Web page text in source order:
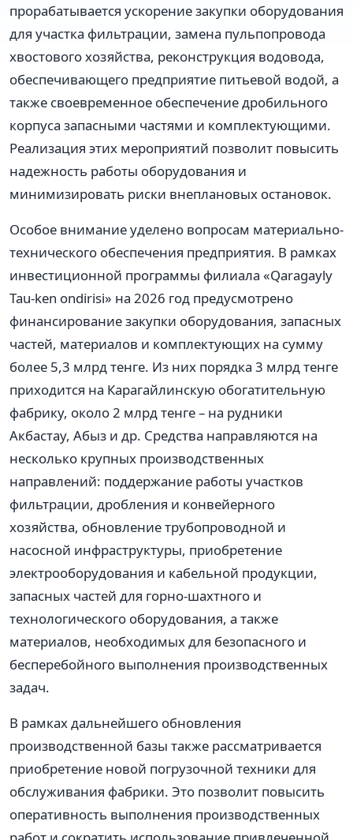
прорабатывается ускорение закупки оборудования
для участка фильтрации, замена пульпопровода
хвостового хозяйства, реконструкция водовода,
обеспечивающего предприятие питьевой водой, а
также своевременное обеспечение дробильного
корпуса запасными частями и комплектующими.
Реализация этих мероприятий позволит повысить
надежность работы оборудования и
минимизировать риски внеплановых остановок.
Особое внимание уделено вопросам материально-
технического обеспечения предприятия. В рамках
инвестиционной программы филиала «Qaragayly
Tau-ken ondirisi» на 2026 год предусмотрено
финансирование закупки оборудования, запасных
частей, материалов и комплектующих на сумму
более 5,3 млрд тенге. Из них порядка 3 млрд тенге
приходится на Карагайлинскую обогатительную
фабрику, около 2 млрд тенге – на рудники
Акбастау, Абыз и др. Средства направляются на
несколько крупных производственных
направлений: поддержание работы участков
фильтрации, дробления и конвейерного
хозяйства, обновление трубопроводной и
насосной инфраструктуры, приобретение
электрооборудования и кабельной продукции,
запасных частей для горно-шахтного и
технологического оборудования, а также
материалов, необходимых для безопасного и
бесперебойного выполнения производственных
задач.
В рамках дальнейшего обновления
производственной базы также рассматривается
приобретение новой погрузочной техники для
обслуживания фабрики. Это позволит повысить
оперативность выполнения производственных